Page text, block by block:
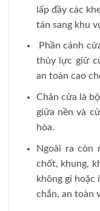
lấp đầy các
tán sang khu
Phần cánh
thủy lực giữ
an toàn cao
Chân cửa là
giữa nền và
hòa.
Ngoài ra còn
chốt, khung,
không gỉ hoặc
chắn, an toàn